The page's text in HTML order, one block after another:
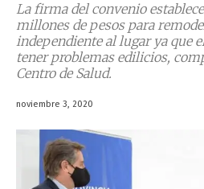
La firma del convenio
millones de pesos para
independiente al lugar ya que
tener problemas edilicios,
Centro de Salud.
noviembre 3, 2020